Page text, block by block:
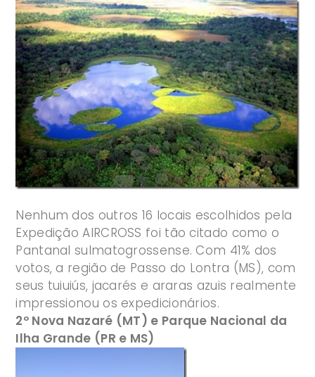
Nenhum dos outros 16 locais escolhidos pela
Expedição AIRCROSS foi tão citado como o
Pantanal sulmatogrossense. Com 41% dos
votos, a região de Passo do Lontra (MS), com
seus tuiuiús, jacarés e araras azuis realmente
impressionou os expedicionários.
2º Nova Nazaré (MT) e Parque Nacional da
Ilha Grande (PR e MS)